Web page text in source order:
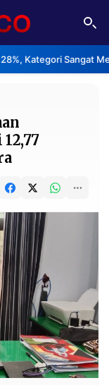
Memuaskan.